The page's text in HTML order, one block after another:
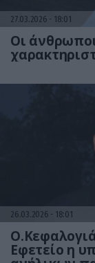
27.03.2026 18:01
Οι
26.03.2026 18:01
Εφετείο η